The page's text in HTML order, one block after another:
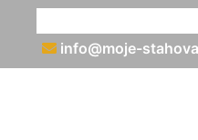
info@moje-